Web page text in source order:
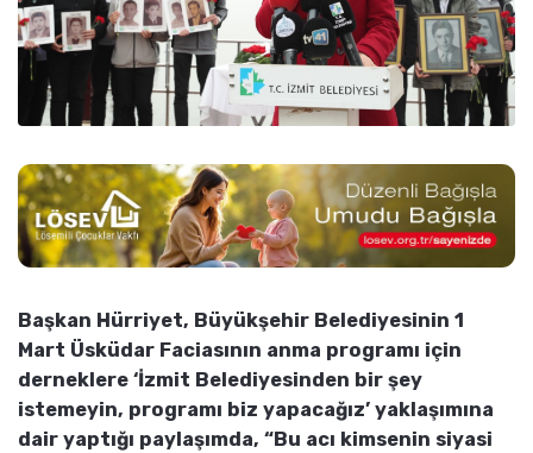
Başkan Hürriyet, Büyükşehir Belediyesinin 1
Mart Üsküdar Faciasının anma programı için
derneklere ‘İzmit Belediyesinden bir şey
istemeyin, programı biz yapacağız’ yaklaşımına
dair yaptığı paylaşımda, “Bu acı kimsenin siyasi